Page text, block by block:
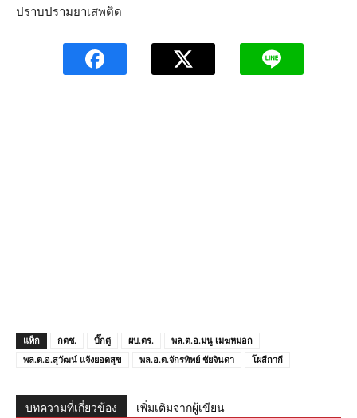
ปราบปรามยาเสพติด
แท็ก กตช. บิ๊กตู่ ผบ.ตร.
พล.ต.อ.มนู เมฆหมอก
พล.ต.อ.สุวัฒน์ แจ้งยอดสุข
พล.อ.ต.จักรทิพย์ ชัยจินดา โผสีกากี
บทความที่เกี่ยวข้อง เพิ่มเติมจากผู้เขียน